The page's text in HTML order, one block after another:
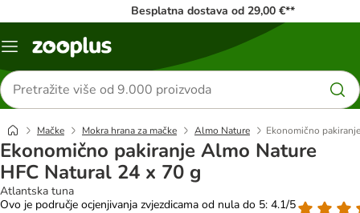
Besplatna dostava od 29,00 €**
Izbornik
Traži
proizvode
Mačke Mokra hrana za mačke Almo Nature Ekonomično
Ekonomično pakiranje Almo Nature
HFC Natural 24 x 70 g
Atlantska tuna
Ovo je područje ocjenjivanja zvjezdicama od nula do 5: 4.1/5